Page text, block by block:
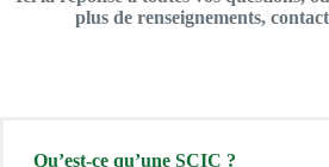
plus de renseignements,
Qu’est-ce qu’une SCIC ?